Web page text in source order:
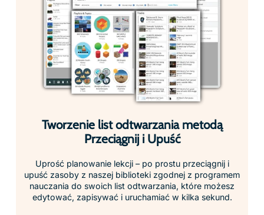
Gotowe do użycia plany lekcji
Nasze immersyjne treści są połączone z gotowymi do
użycia planami lekcji zgodnymi z programem
nauczania, zawierającymi cele, zasoby, notatki dla
nauczyciela i wskazówki dla uczniów, co ułatwia ich
integrację z zajęciami.
Przeglądaj treści według przedmiotu i grupy wiekowej, aby
zobaczyć pełną ofertę materiałów VR dostępnych w
bibliotece Eduverse.